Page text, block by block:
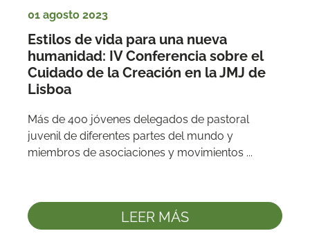
01 agosto 2023
Estilos de vida para una nueva
humanidad: IV Conferencia sobre el
Cuidado de la Creación en la JMJ de
Lisboa
Más de 400 jóvenes delegados de pastoral
juvenil de diferentes partes del mundo y
miembros de asociaciones y movimientos ...
LEER MÁS